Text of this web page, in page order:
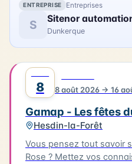
ENTREPRISE Entreprises
S Sitenor
Dunkerque
8 8 août 2026 → 16
Gamap - Les fêtes
Hesdin-la-Forêt
Vous pensez tout savoir
Rose ? Mettez vos